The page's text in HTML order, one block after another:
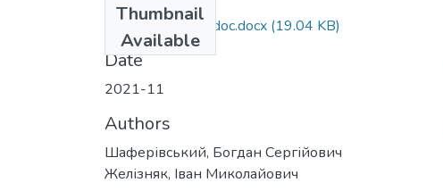
Thumbnail
Available
Шаферівський. doc.docx (19.04 KB)
Date
2021-11
Authors
Шаферівський, Богдан Сергійович
Желізняк, Іван Миколайович